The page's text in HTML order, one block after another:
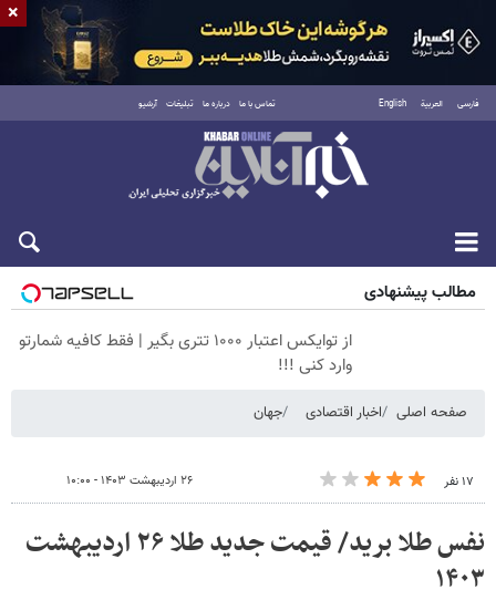
فارسی العربية English تماس با ما درباره ما تبلیغات آرشیو
پنجشنبه ۱۵ مرداد ۱۴۰۵
مطالب پیشنهادی
از توایکس اعتبار ۱۰۰۰ تتری بگیر | فقط کافیه شمارتو
وارد کنی !!!
صفحه اصلی اخبار اقتصادی جهان
۱۷ نفر ۲۶ اردیبهشت ۱۴۰۳ - ۱۰:۰۰
نفس طلا برید/ قیمت جدید طلا ۲۶ اردیبهشت
۱۴۰۳
×